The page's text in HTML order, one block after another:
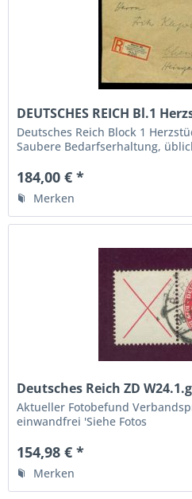
DEUTSCHES REICH Bl.1
Deutsches Reich Block 1
Saubere Bedarfserhaltung,
184,00 € *
Merken
Deutsches Reich ZD
Fotobefund BPP
Aktueller Fotobefund
einwandfrei 'Siehe Fotos
154,98 € *
Merken